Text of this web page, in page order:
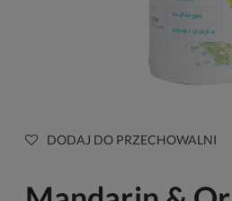
DODAJ DO PRZECHOWALNI